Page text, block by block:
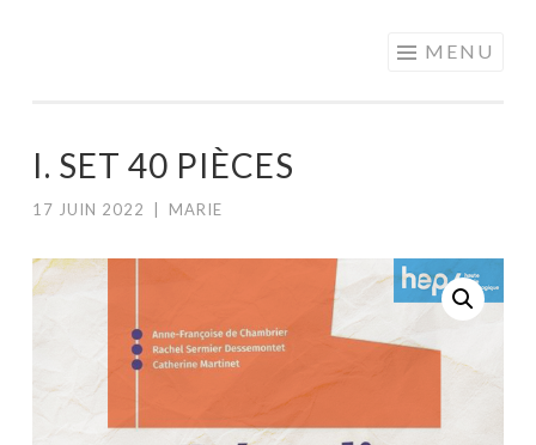
MENU
I. SET 40 PIÈCES
17 JUIN 2022 MARIE